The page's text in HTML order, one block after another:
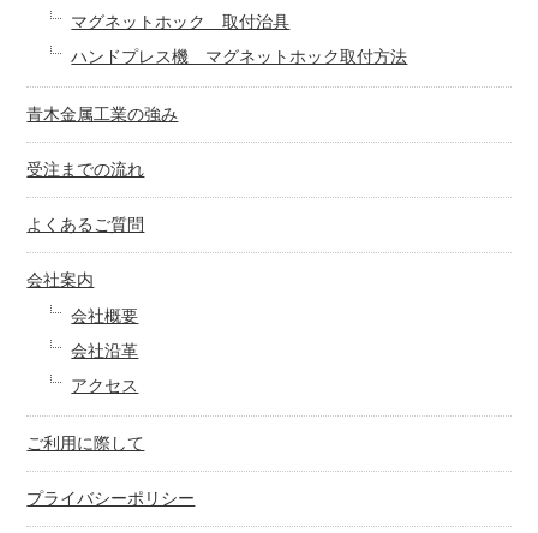
マグネットホック 取付治具
ハンドプレス機 マグネットホック取付方法
青木金属工業の強み
受注までの流れ
よくあるご質問
会社案内
会社概要
会社沿革
アクセス
ご利用に際して
プライバシーポリシー